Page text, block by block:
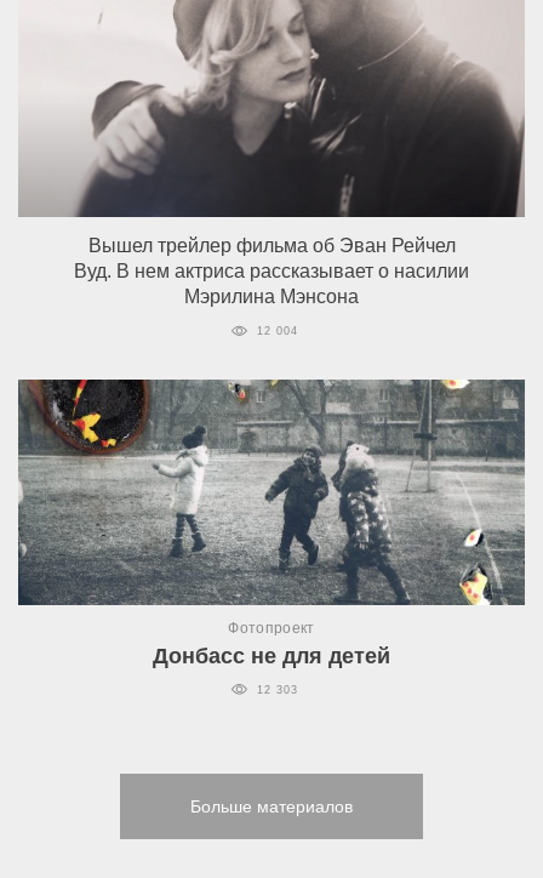
Вышел трейлер фильма об Эван Рейчел
Вуд. В нем актриса рассказывает о насилии
Мэрилина Мэнсона
12 004
Фотопроект
Донбасс не для детей
12 303
Больше материалов